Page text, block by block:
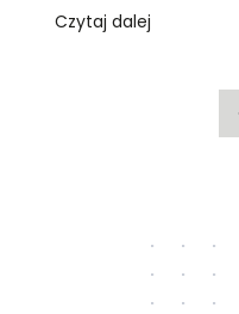
Czytaj dalej